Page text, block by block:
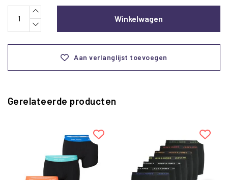
Winkelwagen
Aan verlanglijst toevoegen
Gerelateerde producten